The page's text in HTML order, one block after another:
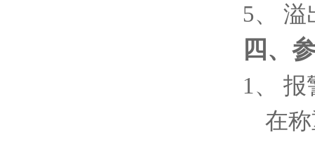
5、 溢
四、
1、
在